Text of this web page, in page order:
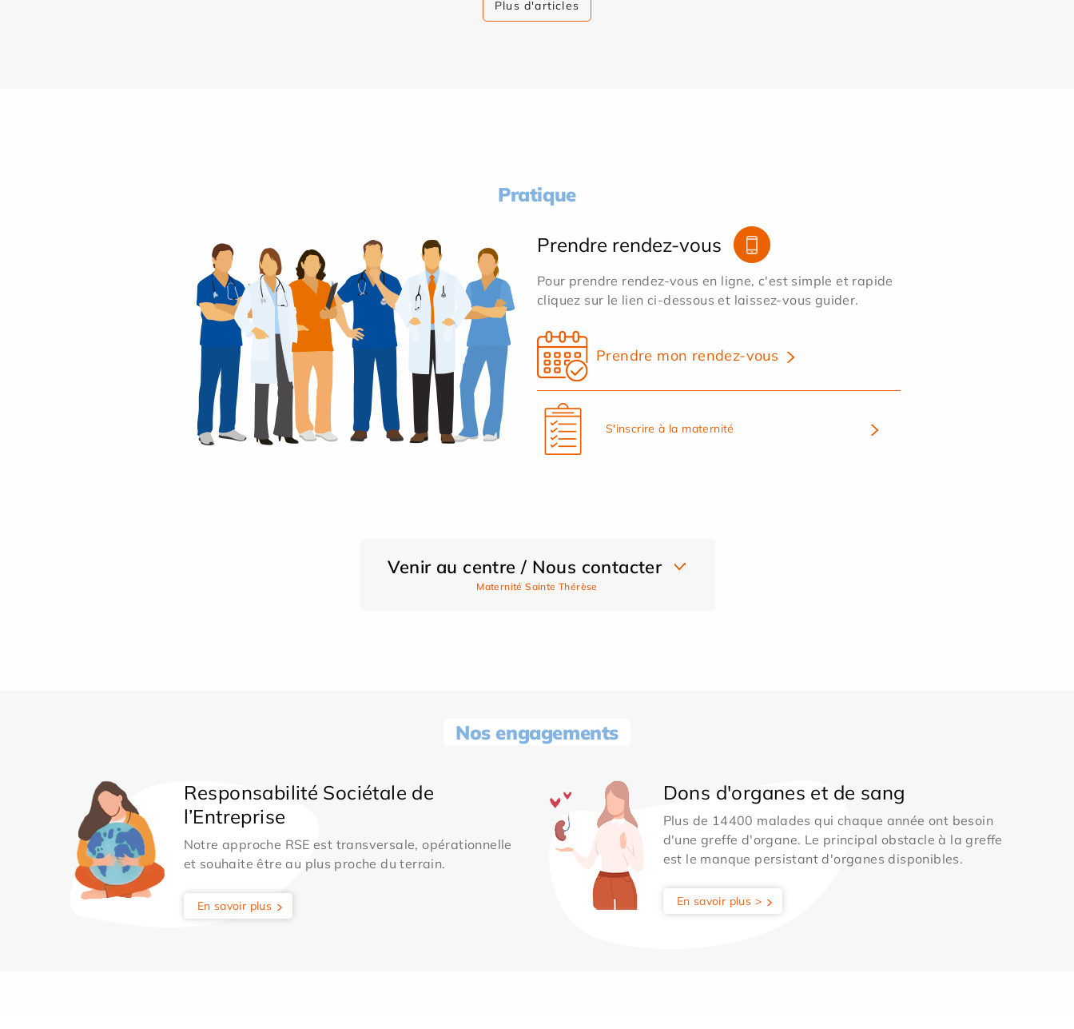
Plus d'articles
Pratique
Prendre rendez-vous
Pour prendre rendez-vous en ligne, c'est simple et rapide
cliquez sur le lien ci-dessous et laissez-vous guider.
Prendre mon rendez-vous
S'inscrire à la maternité
Venir au centre / Nous contacter
Maternité Sainte Thérèse
Nos engagements
Responsabilité Sociétale de
l’Entreprise
Notre approche RSE est transversale, opérationnelle
et souhaite être au plus proche du terrain.
En savoir plus
Dons d'organes et de sang
Plus de 14400 malades qui chaque année ont besoin
d'une greffe d'organe. Le principal obstacle à la greffe
est le manque persistant d'organes disponibles.
En savoir plus >